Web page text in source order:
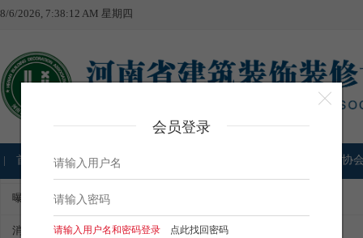
8/6/2026, 7:38:12 AM 星期四
首页 协会通知 协
曝光台
消费指南
会员登录
请输入用户名和密码登录 点此找回密码